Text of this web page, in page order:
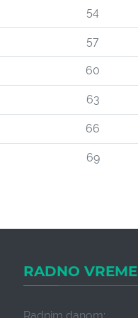
54
57
60
63
66
69
RADNO VREME